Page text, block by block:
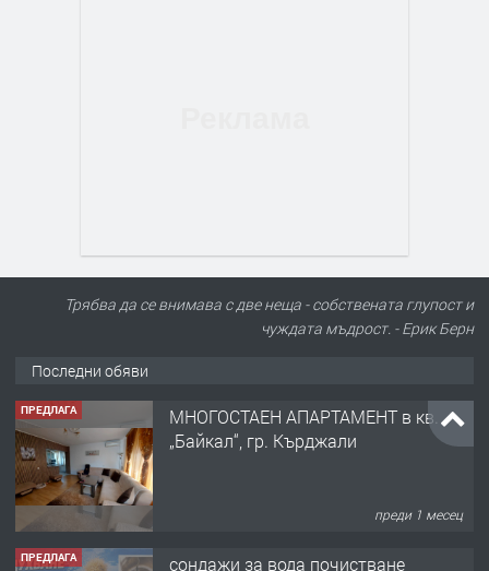
Трябва да се внимава с две неща - собствената глупост и
чуждата мъдрост. - Ерик Берн
Последни обяви
ПРЕДЛАГА
МНОГОСТАЕН АПАРТАМЕНТ в кв.
„Байкал“, гр. Кърджали
преди 1 месец
ПРЕДЛАГА сондажи за вода почистване